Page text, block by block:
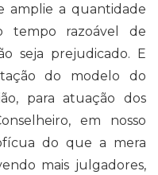
amplie a quantidade
tempo razoável de
seja prejudicado. E
do modelo do
para atuação dos
em nosso
do que a mera
mais julgadores,